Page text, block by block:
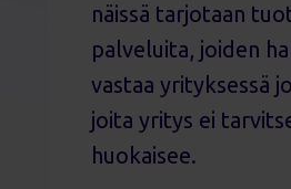
näissä tarjotaan
palveluita, joiden
vastaa yrityksessä
joita yritys ei
huokaisee.